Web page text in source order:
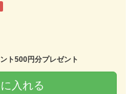
ト500円分プレゼント
入れる